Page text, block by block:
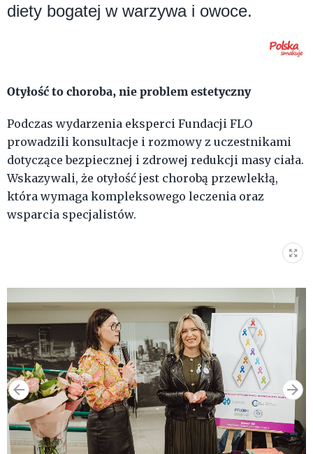
diety bogatej w warzywa i owoce.
Otyłość to choroba, nie problem estetyczny
Podczas wydarzenia eksperci Fundacji FLO
prowadzili konsultacje i rozmowy z uczestnikami
dotyczące bezpiecznej i zdrowej redukcji masy ciała.
Wskazywali, że otyłość jest chorobą przewlekłą,
która wymaga kompleksowego leczenia oraz
wsparcia specjalistów.